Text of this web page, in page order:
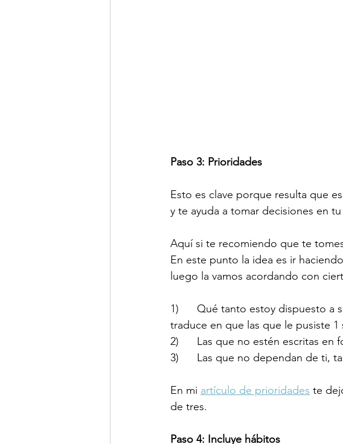
Paso 3: Prioridades
Esto es clave porque resulta que
y te ayuda a tomar decisiones en
Aquí si te recomiendo que te
En este punto la idea es ir
luego la vamos acordando con
1)      Qué tanto estoy dispuesto
traduce en que las que le pusiste 1
2)      Las que no estén escritas
3)      Las que no dependan de ti,
En mi artículo de prioridades te
de tres.
Paso 4: Incluye hábitos